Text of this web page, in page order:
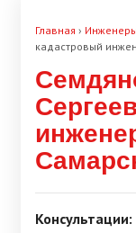
Главная › Инженеры
кадастровый
Консультации: